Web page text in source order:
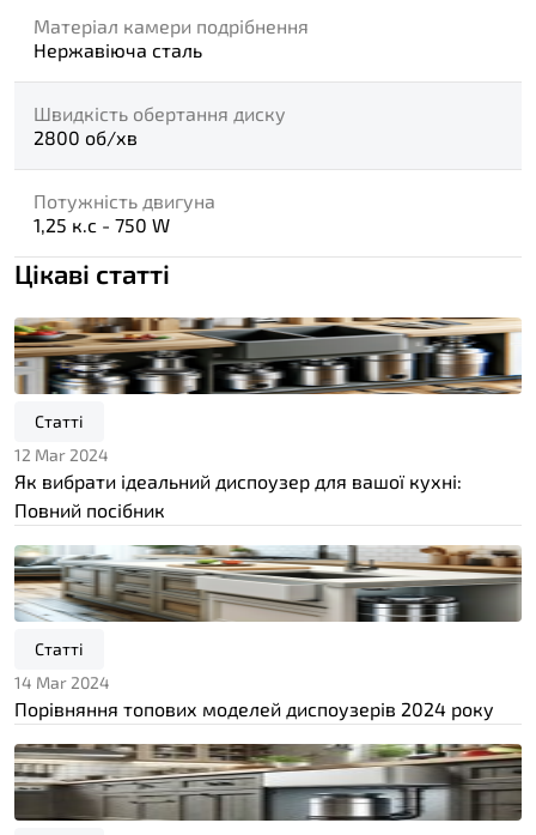
Матеріал камери подрібнення
Нержавіюча сталь
Швидкість обертання диску
2800 об/хв
Потужність двигуна
1,25 к.с - 750 W
Цікаві статті
Статті
12 Mar 2024
Як вибрати ідеальний диспоузер для вашої кухні:
Повний посібник
Статті
14 Mar 2024
Порівняння топових моделей диспоузерів 2024 року